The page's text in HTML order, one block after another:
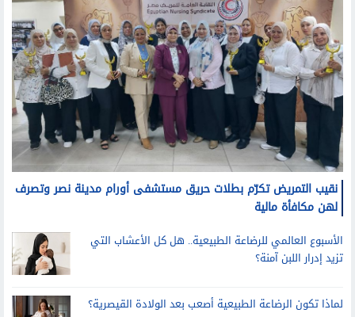
نقيب التمريض تكرّم بطلات حريق مستشفى أورام مدينة نصر وتصرف
لهن مكافأة مالية
تزيد إدرار اللبن آمنة؟